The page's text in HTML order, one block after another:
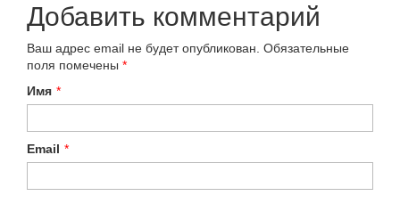
Добавить комментарий
Ваш адрес email не будет опубликован. Обязательные
поля помечены *
Имя *
Email *